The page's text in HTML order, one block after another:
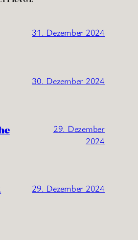
31. Dezember 2024
30. Dezember 2024
29. Dezember
2024
29. Dezember 2024